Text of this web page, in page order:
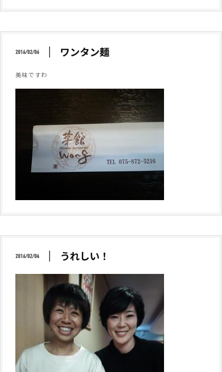
2016/02/06 ワンタン麺
美味ですわ
2016/02/04 うれしい！